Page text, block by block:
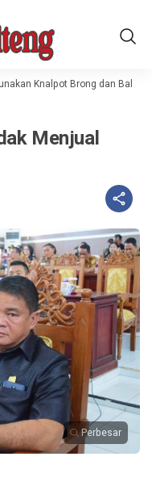
Knalpot Brong dan Balap
Menjual
Perbesar